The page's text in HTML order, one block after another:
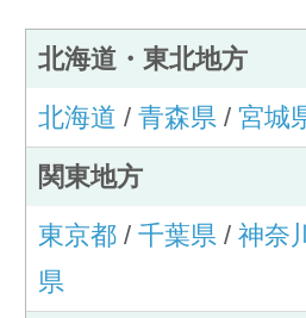
北海道・東北地方
北海道 / 青森県/ 宮城
関東地方
東京都/ 千葉県/ 神奈
県